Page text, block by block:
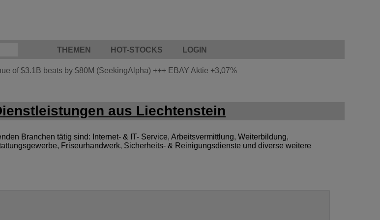
THEMEN HOT-STOCKS LOGIN
of $3.1B beats by $80M (SeekingAlpha) +++ EBAY Aktie +3,07%
aus Liechtenstein
Branchen tätig sind: Internet- & IT- Service, Arbeitsvermittlung, Weiterbildung,
Friseurhandwerk, Sicherheits- & Reinigungsdienste und diverse weitere